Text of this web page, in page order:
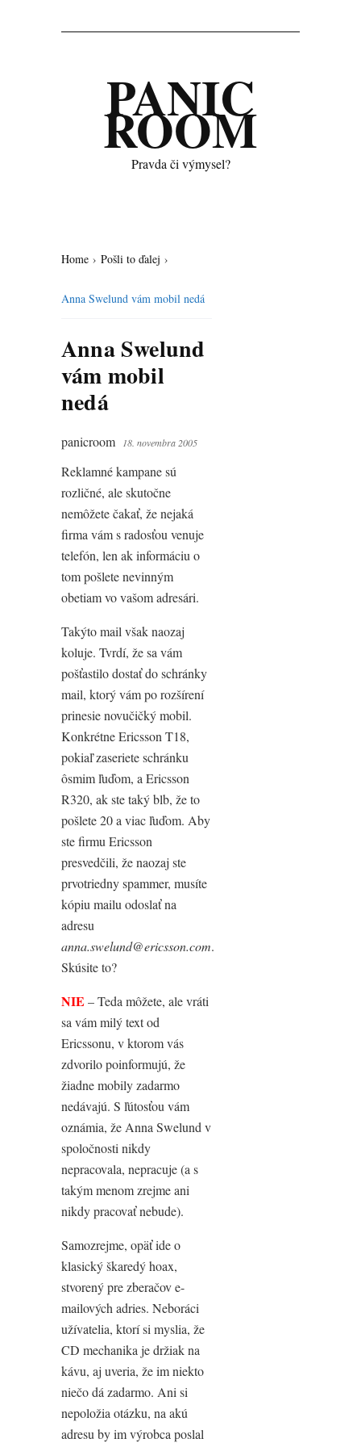
PANIC
ROOM
Pravda či výmysel?
Home › Pošli to ďalej ›
Anna Swelund vám mobil nedá
Anna Swelund
vám mobil
nedá
panicroom 18. novembra 2005
Reklamné kampane sú
rozličné, ale skutočne
nemôžete čakať, že nejaká
firma vám s radosťou venuje
telefón, len ak informáciu o
tom pošlete nevinným
obetiam vo vašom adresári.
Takýto mail však naozaj
koluje. Tvrdí, že sa vám
pošťastilo dostať do schránky
mail, ktorý vám po rozšírení
prinesie novučičký mobil.
Konkrétne Ericsson T18,
pokiaľ zaseriete schránku
ôsmim ľuďom, a Ericsson
R320, ak ste taký blb, že to
pošlete 20 a viac ľuďom. Aby
ste firmu Ericsson
presvedčili, že naozaj ste
prvotriedny spammer, musíte
kópiu mailu odoslať na
adresu
anna.swelund@ericsson.com.
Skúsite to?
NIE – Teda môžete, ale vráti
sa vám milý text od
Ericssonu, v ktorom vás
zdvorilo poinformujú, že
žiadne mobily zadarmo
nedávajú. S ľútosťou vám
oznámia, že Anna Swelund v
spoločnosti nikdy
nepracovala, nepracuje (a s
takým menom zrejme ani
nikdy pracovať nebude).
Samozrejme, opäť ide o
klasický škaredý hoax,
stvorený pre zberačov e-
mailových adries. Neboráci
užívatelia, ktorí si myslia, že
CD mechanika je držiak na
kávu, aj uveria, že im niekto
niečo dá zadarmo. Ani si
nepoložia otázku, na akú
adresu by im výrobca poslal